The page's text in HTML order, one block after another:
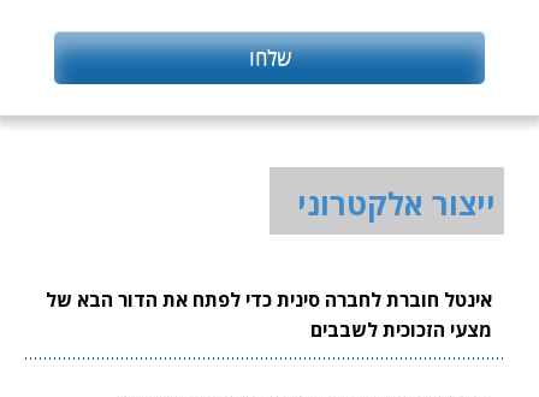
ייצור אלקטרוני
אינטל חוברת לחברה סינית כדי לפתח את הדור הבא של
מצעי הזכוכית לשבבים